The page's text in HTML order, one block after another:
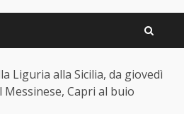
Liguria alla Sicilia, da giovedì
Capri al buio